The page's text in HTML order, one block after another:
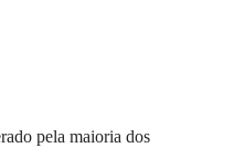
pela maioria dos